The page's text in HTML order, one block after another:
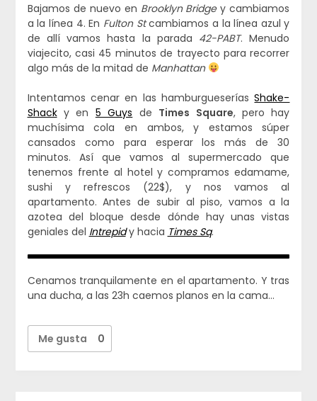
Bajamos de nuevo en Brooklyn Bridgey cambiamos
a la línea 4. En Fulton Stcambiamos a la línea azul y
de allí vamos hasta la parada 42-PABT. Menudo
viajecito, casi 45 minutos de trayecto para recorrer
algo más de la mitad de Manhattan
Intentamos cenar en las hamburgueseríasShake-
Shacky en 5 Guys de Times Square, pero hay
muchísima cola en ambos, y estamos súper
cansados como para esperar los más de 30
minutos. Así que vamos al supermercado que
tenemos frente al hotel y compramos edamame,
sushi y refrescos (22$), y nos vamos al
apartamento. Antes de subir al piso, vamos a la
azotea del bloque desde dónde hay unas vistas
geniales del Intrepidy hacia Times Sq.
Cenamos tranquilamente en el apartamento. Y tras
una ducha, a las 23h caemos planos en la cama…
Me gusta 0